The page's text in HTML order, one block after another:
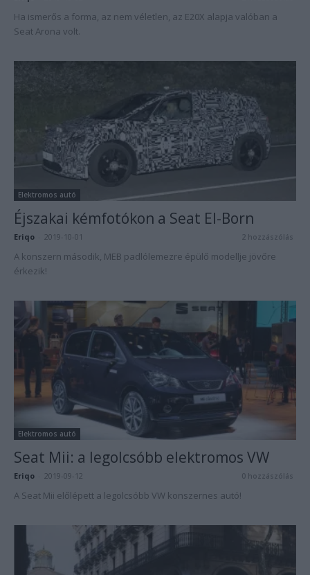
Ha ismerős a forma, az nem véletlen, az E20X alapja valóban a
Seat Arona volt.
Elektromos autó
Éjszakai kémfotókon a Seat El-Born
Eriqo 2019-10-01 2 hozzászólás
A konszern második, MEB padlólemezre épülő modellje jövőre
érkezik!
Elektromos autó
Seat Mii: a legolcsóbb elektromos VW
Eriqo 2019-09-12 0 hozzászólás
A Seat Mii előlépett a legolcsóbb VW konszernes autó!